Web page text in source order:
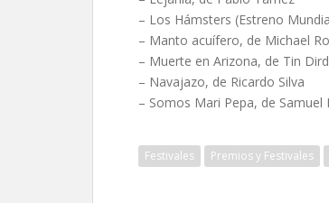
– Los Hámsters (Estreno
– Manto acuífero, de Michael
– Muerte en Arizona, de Tin
– Navajazo, de Ricardo Silva
– Somos Mari Pepa, de Samuel
Festivales Premios y Festivales